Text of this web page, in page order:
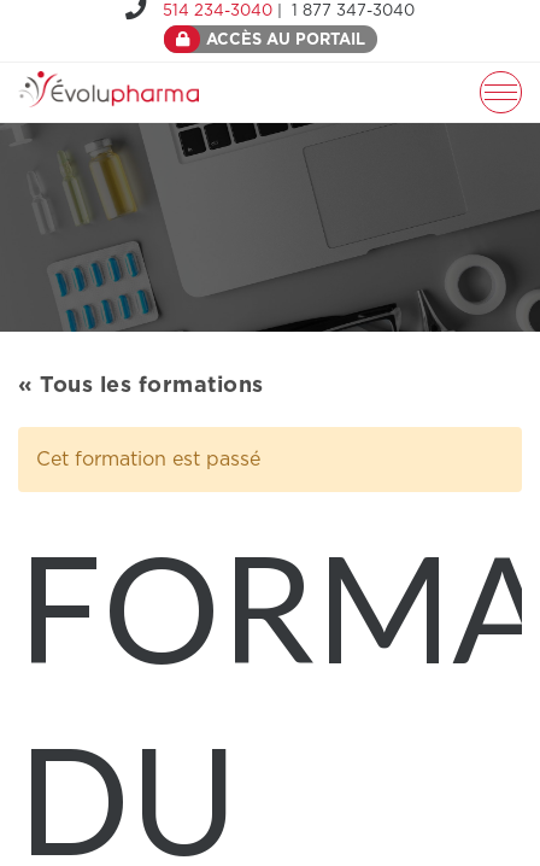
514 234-3040 | 1 877 347-3040
ACCÈS AU PORTAIL
« Tous les formations
Cet formation est passé
DU